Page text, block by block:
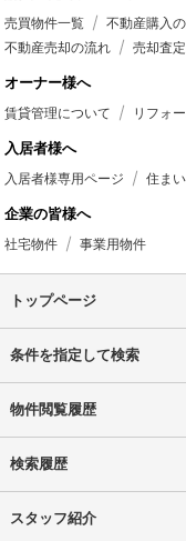
売買物件一覧 不動産購入
不動産売却の流れ
売却査
オーナー様へ
賃貸管理について リフォ
入居者様へ
入居者様専用ページ 住ま
企業の皆様へ
社宅物件 事業用物件
トップページ
条件を指定して検索
物件閲覧履歴
検索履歴
スタッフ紹介